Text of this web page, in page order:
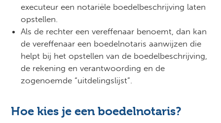
executeur een notariële boedelbeschrijving laten
opstellen.
Als de rechter een vereffenaar benoemt, dan kan
de vereffenaar een boedelnotaris aanwijzen die
helpt bij het opstellen van de boedelbeschrijving,
de rekening en verantwoording en de
zogenoemde “uitdelingslijst”.
Hoe kies je een boedelnotaris?